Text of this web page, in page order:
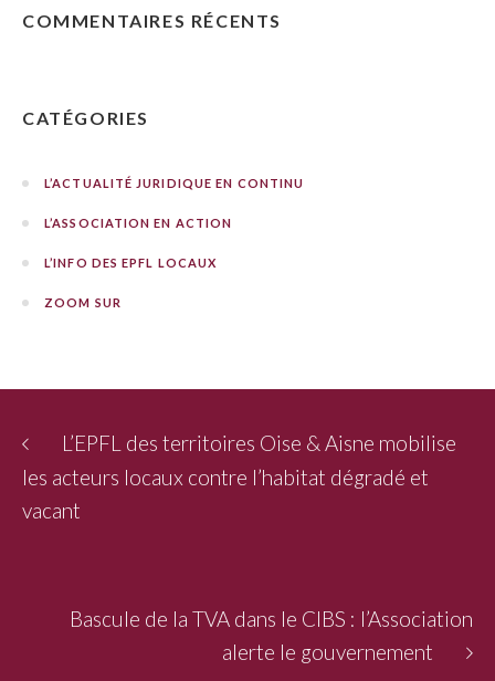
COMMENTAIRES RÉCENTS
CATÉGORIES
L’ACTUALITÉ JURIDIQUE EN CONTINU
L’ASSOCIATION EN ACTION
L’INFO DES EPFL LOCAUX
ZOOM SUR
L’EPFL des territoires Oise & Aisne mobilise
les acteurs locaux contre l’habitat dégradé et
vacant
Bascule de la TVA dans le CIBS : l’Association
alerte le gouvernement